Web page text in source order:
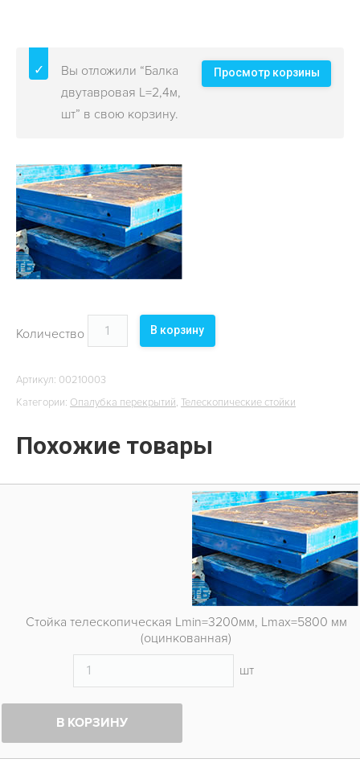
КОНТАКТЫ Просмотр корзины
Вы отложили “Балка
двутавровая L=2,4м,
шт” в свою корзину.
Количество В корзину
Артикул: 00210003
Категории: Опалубка перекрытий, Телескопические стойки
Похожие товары
Стойка телескопическая Lmin=3200мм, Lmax=5800 мм
(оцинкованная)
шт
В КОРЗИНУ